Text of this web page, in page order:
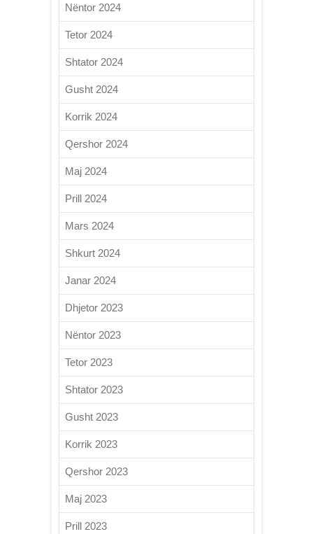
Nëntor 2024
Tetor 2024
Shtator 2024
Gusht 2024
Korrik 2024
Qershor 2024
Maj 2024
Prill 2024
Mars 2024
Shkurt 2024
Janar 2024
Dhjetor 2023
Nëntor 2023
Tetor 2023
Shtator 2023
Gusht 2023
Korrik 2023
Qershor 2023
Maj 2023
Prill 2023